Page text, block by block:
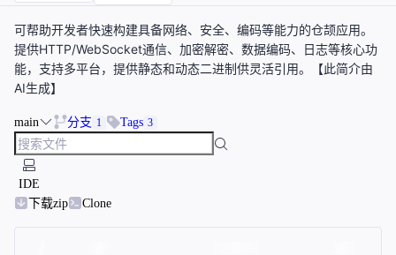
可帮助开发者快速构建具备网络、安全、编码等能力的仓颉应用。
提供HTTP/WebSocket通信、加密解密、数据编码、日志等核心功
能，支持多平台，提供静态和动态二进制供灵活引用。【此简介由
AI生成】
main 分支 1 Tags 3
IDE
下载zip
Clone